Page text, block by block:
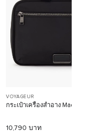
VOYAGEUR
กระเป๋าเครื่องสำอาง
10,790 บาท